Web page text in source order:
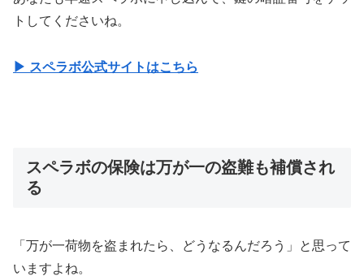
トしてくださいね。
▶︎ スペラボ公式サイトはこちら
スペラボの保険は万が一の盗難も補償され
る
「万が一荷物を盗まれたら、どうなるんだろう」と思って
いますよね。